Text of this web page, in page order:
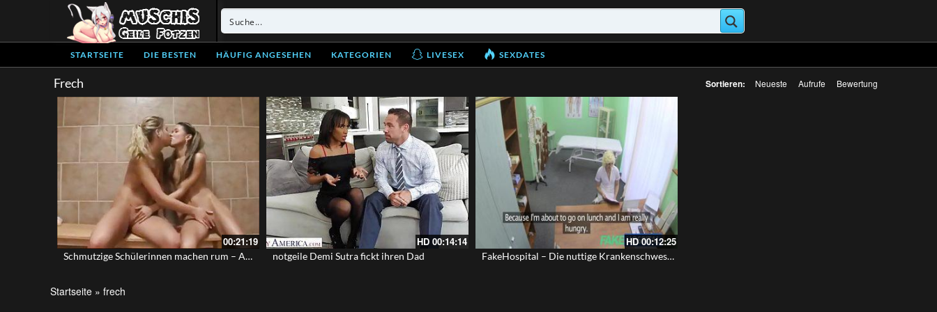
STARTSEITE DIE BESTEN HÄUFIG ANGESEHEN KATEGORIEN LIVESEX SEXDATES
Frech Sortieren: Neueste Aufrufe Bewertung
00:21:19
Schmutzige Schülerinnen machen rum – Aubrey und Kitty
HD 00:14:14
notgeile Demi Sutra fickt ihren Dad
HD00:12:25
FakeHospital – Die nuttige Krankenschwester hilft dem Patienten mit ihrer geilen Zunge
Startseite » frech